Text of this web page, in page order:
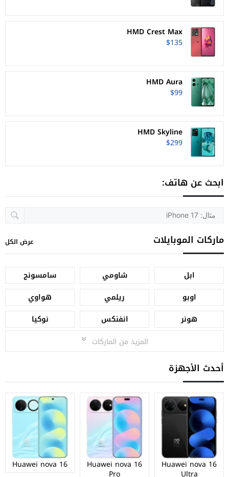
HMD Crest Max
$135
HMD Aura
$99
HMD Skyline
$299
ابحث عن هاتف:
ماركات الموبايلات عرض الكل
ابل شاومي
سامسونج
اوبو
ريلمي
هواوي
هونر
انفنكس
نوكيا
المزيد من الماركات
أحدث الأجهزة
Huawei nova 16
Huawei nova 16
Huawei nova 16